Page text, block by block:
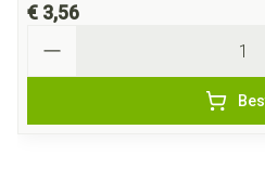
€ 3,56